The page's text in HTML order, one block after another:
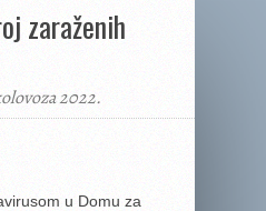
zaraženih
2022.
u Domu za